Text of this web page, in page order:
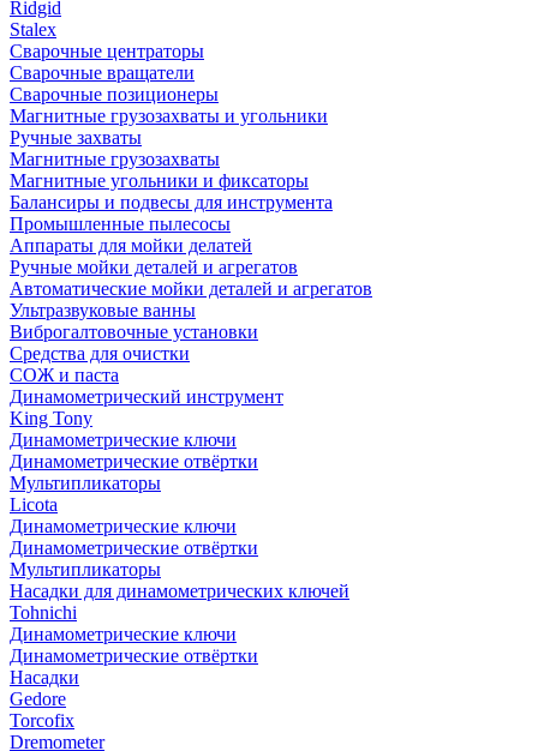
Ridgid
Stalex
Сварочные центраторы
Сварочные вращатели
Сварочные позиционеры
Магнитные грузозахваты и угольники
Ручные захваты
Магнитные грузозахваты
Магнитные угольники и фиксаторы
Балансиры и подвесы для инструмента
Промышленные пылесосы
Аппараты для мойки делатей
Ручные мойки деталей и агрегатов
Автоматические мойки деталей и агрегатов
Ультразвуковые ванны
Виброгалтовочные установки
Средства для очистки
СОЖ и паста
Динамометрический инструмент
King Tony
Динамометрические ключи
Динамометрические отвёртки
Мультипликаторы
Licota
Динамометрические ключи
Динамометрические отвёртки
Мультипликаторы
Насадки для динамометрических ключей
Tohnichi
Динамометрические ключи
Динамометрические отвёртки
Насадки
Gedore
Torcofix
Dremometer